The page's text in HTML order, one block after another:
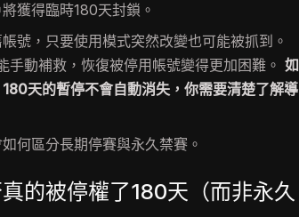
獲得臨時180天封鎖。
號，只要使用模式突然改變也可能被抓到。
動補救，恢復被停用帳號變得更加困難。如
天的暫停不會自動消失，你需要清楚了解導
何區分長期停賽與永久禁賽。
的被停權了180天（而非永久